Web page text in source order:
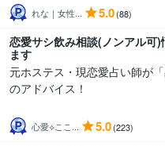
れな｜女性... 5.0(88)
恋愛サシ飲み相談(ノンアル可)
ます
元ホステス・現恋愛占い師が
のアドバイス！
心愛⟡ここ... 5.0(223)